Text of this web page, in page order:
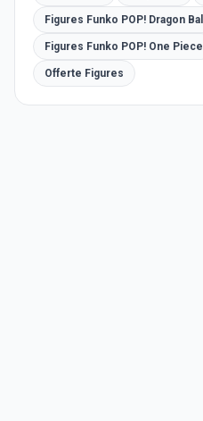
Figures Funko POP! Dragon Ball
Figures Funko POP! One Piece
Offerte Figures